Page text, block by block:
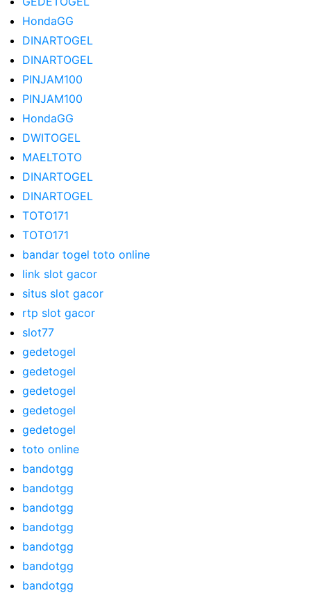
HondaGG
DINARTOGEL
DINARTOGEL
PINJAM100
PINJAM100
HondaGG
DWITOGEL
MAELTOTO
DINARTOGEL
DINARTOGEL
TOTO171
TOTO171
bandar togel toto online
link slot gacor
situs slot gacor
rtp slot gacor
slot77
gedetogel
gedetogel
gedetogel
gedetogel
gedetogel
toto online
bandotgg
bandotgg
bandotgg
bandotgg
bandotgg
bandotgg
bandotgg